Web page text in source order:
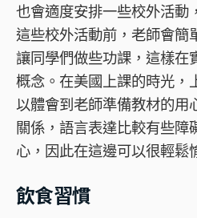
也會適度安排一些校外活動
這些校外活動前，老師會簡
讓同學們做些功課，這樣在
概念。在美國上課的時光，
以體會到老師準備教材的用
關係，語言表達比較有些障
心，因此在這邊可以很輕鬆
飲食習慣